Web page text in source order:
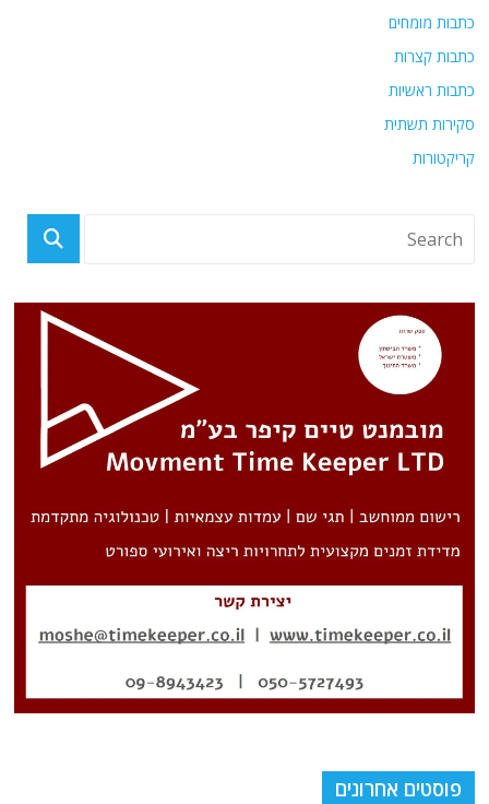
כתבות מומחים
כתבות קצרות
כתבות ראשיות
סקירות תשתית
קריקטורות
פוסטים אחרונים